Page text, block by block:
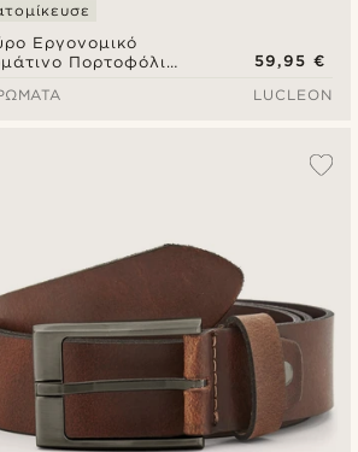
Εργονομικό
Πορτοφόλι
59,95 €
LUCLEON